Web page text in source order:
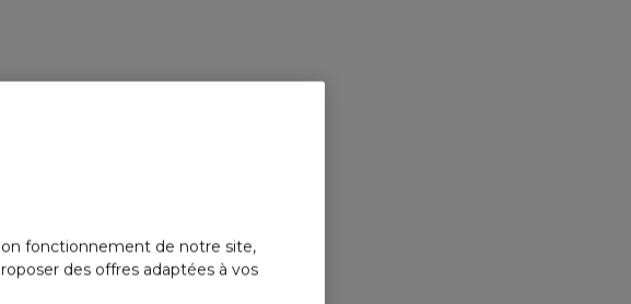
fonctionnement de notre site,
des offres adaptées à vos